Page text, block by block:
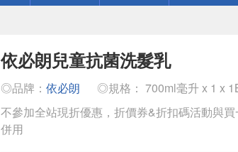
依必朗兒童抗菌洗髮乳
◎品牌： 依必朗
◎規格： 700ml毫升 x 1 x
不參加全站現折優惠，折價券&折扣碼活動與
併用